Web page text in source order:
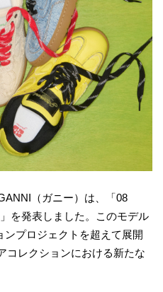
（ガニー）は、「08
を発表しました。このモデル
プロジェクトを超えて展開
コレクションにおける新たな